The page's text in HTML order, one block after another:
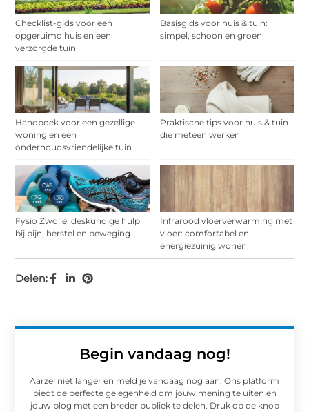
Checklist-gids voor een
opgeruimd huis en een
verzorgde tuin
Basisgids voor huis & tuin:
simpel, schoon en groen
Handboek voor een gezellige
woning en een
onderhoudsvriendelijke tuin
Praktische tips voor huis & tuin
die meteen werken
Fysio Zwolle: deskundige hulp
bij pijn, herstel en beweging
Infrarood vloerverwarming met
vloer: comfortabel en
energiezuinig wonen
Begin vandaag nog!
Aarzel niet langer en meld je vandaag nog aan. Ons platform
biedt de perfecte gelegenheid om jouw mening te uiten en
jouw blog met een breder publiek te delen. Druk op de knop
Delen: